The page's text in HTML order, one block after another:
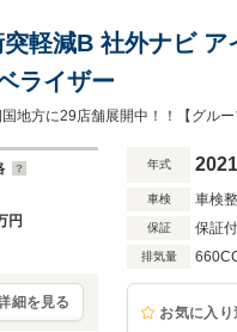
軽減B 社外ナビ
ライザー
円
細を見る
年式 2021
車検 車検
保証 保証付
排気量
お気に入り